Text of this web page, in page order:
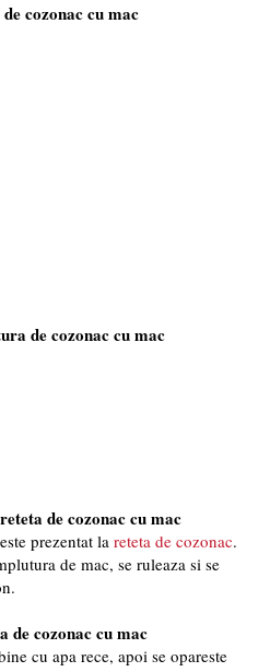
cozonac cu mac
de cozonac cu mac
de cozonac cu mac
prezentat la reteta de cozonac.
de mac, se ruleaza si se
de cozonac cu mac
cu apa rece, apoi se opareste